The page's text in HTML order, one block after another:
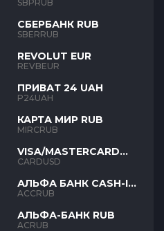
SBPRUB
СБЕРБАНК RUB
SBERRUB
REVOLUT EUR
REVBEUR
ПРИВАТ 24 UAH
P24UAH
КАРТА МИР RUB
MIRCRUB
VISA/MASTERCARD
USD
CARDUSD
АЛЬФА БАНК CASH-IN
RUB
ACCRUB
АЛЬФА-БАНК RUB
ACRUB